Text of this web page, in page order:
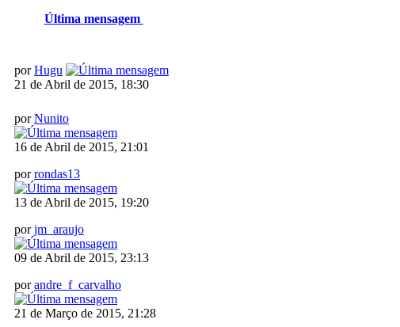
Última mensagem
porHugu
21 de Abril de 2015, 18:30
porNunito
16 de Abril de 2015, 21:01
porrondas13
13 de Abril de 2015, 19:20
porjm_araujo
09 de Abril de 2015, 23:13
porandre_f_carvalho
21 de Março de 2015, 21:28